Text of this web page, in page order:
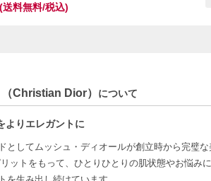
(送料無料/税込)
Christian Dior） について
よりエレガントに
としてムッシュ・ディオールが創立時から完璧
ットをもって、ひとりひとりの肌状態やお悩み